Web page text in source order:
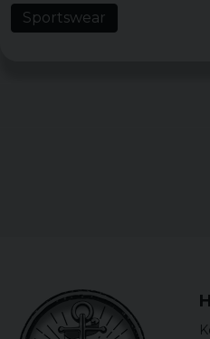
Längd: Sträcker sig
Sportswear